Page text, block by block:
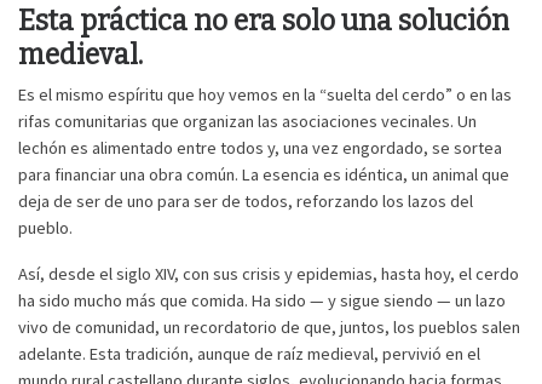
Esta práctica no era solo una solución
medieval.
Es el mismo espíritu que hoy vemos en la “suelta del cerdo” o en las
rifas comunitarias que organizan las asociaciones vecinales. Un
lechón es alimentado entre todos y, una vez engordado, se sortea
para financiar una obra común. La esencia es idéntica, un animal que
deja de ser de uno para ser de todos, reforzando los lazos del
pueblo.
Así, desde el siglo XIV, con sus crisis y epidemias, hasta hoy, el cerdo
ha sido mucho más que comida. Ha sido — y sigue siendo — un lazo
vivo de comunidad, un recordatorio de que, juntos, los pueblos salen
adelante. Esta tradición, aunque de raíz medieval, pervivió en el